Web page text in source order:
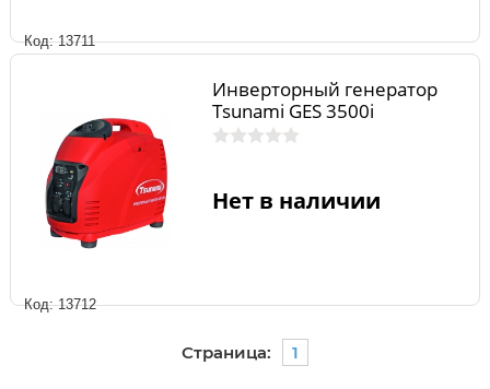
Код: 13711
Код: 13712
Инверторный генератор
Tsunami GES 3500i
Нет в наличии
Страница: 1